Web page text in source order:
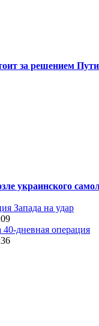
за решением
украинского
Запада на удар
дневная операция